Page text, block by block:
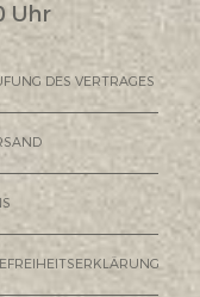
Uhr
DES VERTRAGES